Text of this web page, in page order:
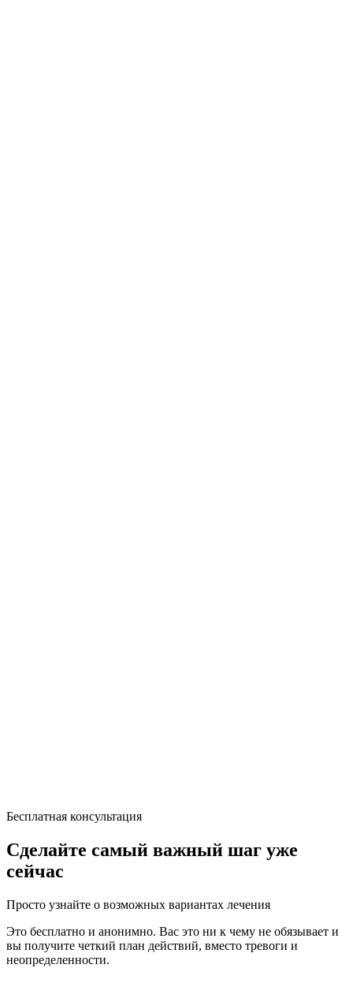
Бесплатная консультация
Сделайте самый важный шаг уже
сейчас
Просто узнайте о возможных вариантах лечения
Это бесплатно и анонимно. Вас это ни к чему не обязывает и
вы получите четкий план действий, вместо тревоги и
неопределенности.